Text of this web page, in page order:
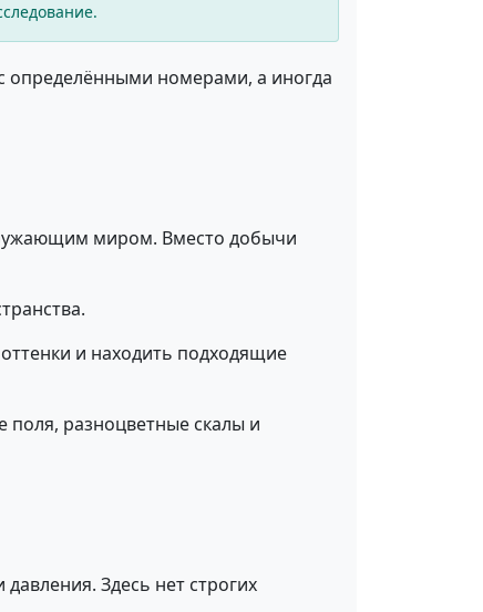
определёнными номерами, а иногда
миром. Вместо добычи
и находить подходящие
разноцветные скалы и
Здесь нет строгих